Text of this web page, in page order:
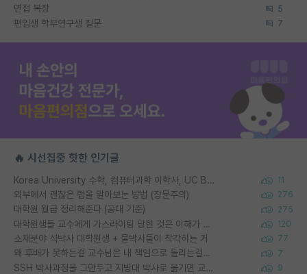
면접 복장 5
편입생 학부연구생 질문 7
🔥 시선집중 핫한 인기글
Korea University 수학, 컴퓨터과학 이학사, UC Berkeley 산업공학 대학원 공학박사가 되는 것은 쉽지 않겠죠? 11
외부에서 괜찮은 랩을 알아보는 방법 (장문주의) 276
대학원 월급 정리해준다 (공대 기준) 275
대학원생들 교수에게 가스라이팅 당한 것은 이해가 갑니다. 안타깝네요. 120
소재분야 석박사 대학원생 + 물박사들이 착각하는 거 77
왜 후배가 못하는걸 교수님은 내 책임으로 돌리는걸까요? 7
SSH 박사과정을 그만두고 지방대 박사로 옮기면 교수의 꿈은 끝일까요? 9